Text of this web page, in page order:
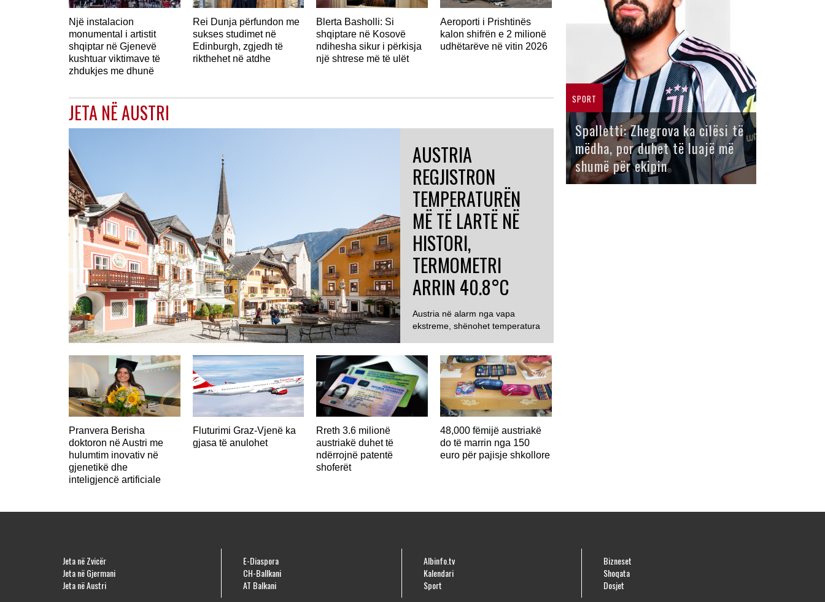
Një instalacion
monumental i artistit
shqiptar në Gjenevë
kushtuar viktimave të
zhdukjes me dhunë
Rei Dunja përfundon me
sukses studimet në
Edinburgh, zgjedh të
rikthehet në atdhe
Blerta Basholli: Si
shqiptare në Kosovë
ndihesha sikur i përkisja
një shtrese më të ulët
Aeroporti i Prishtinës
kalon shifrën e 2 milionë
udhëtarëve në vitin 2026
JETA NË AUSTRI
AUSTRIA
REGJISTRON
TEMPERATURËN
MË TË LARTË NË
HISTORI,
TERMOMETRI
ARRIN 40.8°C
Austria në alarm nga vapa
ekstreme, shënohet temperatura
AUSTRI
Pranvera Berisha
doktoron në Austri me
hulumtim inovativ në
gjenetikë dhe
inteligjencë artificiale
Fluturimi Graz-Vjenë ka
gjasa të anulohet
Rreth 3.6 milionë
austriakë duhet të
ndërrojnë patentë
shoferët
48,000 fëmijë austriakë
do të marrin nga 150
euro për pajisje shkollore
SPORT
Spalletti: Zhegrova ka cilësi të
mëdha, por duhet të luajë më
shumë për ekipin
Jeta në Zvicër
Jeta në Gjermani
Jeta në Austri
E-Diaspora
CH-Ballkani
AT Balkani
Albinfo.tv
Kalendari
Sport
Bizneset
Shoqata
Dosjet